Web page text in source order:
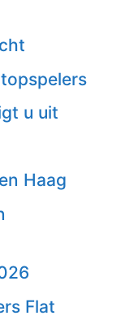
u uit
Haag
Flat